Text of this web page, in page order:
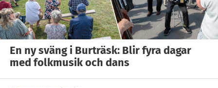
En ny sväng i Burträsk: Blir fyra dagar
med folkmusik och dans